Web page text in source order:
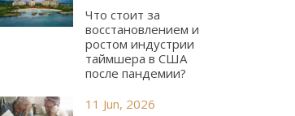
Что стоит за
восстановлением и
ростом индустрии
таймшера в США
после пандемии?
11 Jun, 2026